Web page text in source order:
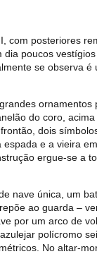
com posteriores
dia poucos
se observa é
ornamentos
do coro,
dois
e a vieira
ergue-se a
nave única, um
ao guarda –
por um arco de
polícromo
No altar-